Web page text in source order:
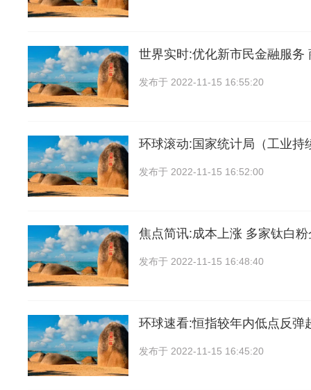
世界实时:优化新市民金融服务
发布于 2022-11-15 16:55:20
环球滚动:国家统计局（工业持
发布于 2022-11-15 16:52:00
焦点简讯:成本上涨 多家钛白
发布于 2022-11-15 16:48:40
环球速看:恒指较年内低点反弹
发布于 2022-11-15 16:45:20